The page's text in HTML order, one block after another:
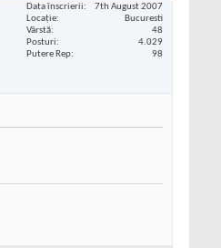
Data înscrierii
7th August 2007
Locaţie
Bucuresti
Vârstă
48
Posturi
4.029
Putere Rep
98